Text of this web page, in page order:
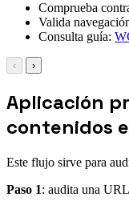
Comprueba
Valida
Consulta guía:
‹ ›
Aplicación
contenidos
Este flujo sirve para
Paso 1: audita una